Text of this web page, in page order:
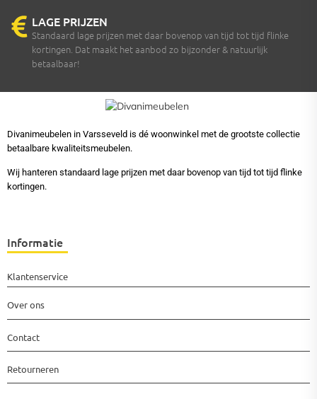
LAGE PRIJZEN
Standaard lage prijzen met daar bovenop van tijd tot tijd flinke
kortingen. Dat maakt het aanbod zo bijzonder & natuurlijk
betaalbaar!
Divanimeubelen in Varsseveld is dé woonwinkel met de grootste collectie
betaalbare kwaliteitsmeubelen.
Wij hanteren standaard lage prijzen met daar bovenop van tijd tot tijd flinke
kortingen.
Informatie
Klantenservice
Over ons
Contact
Retourneren